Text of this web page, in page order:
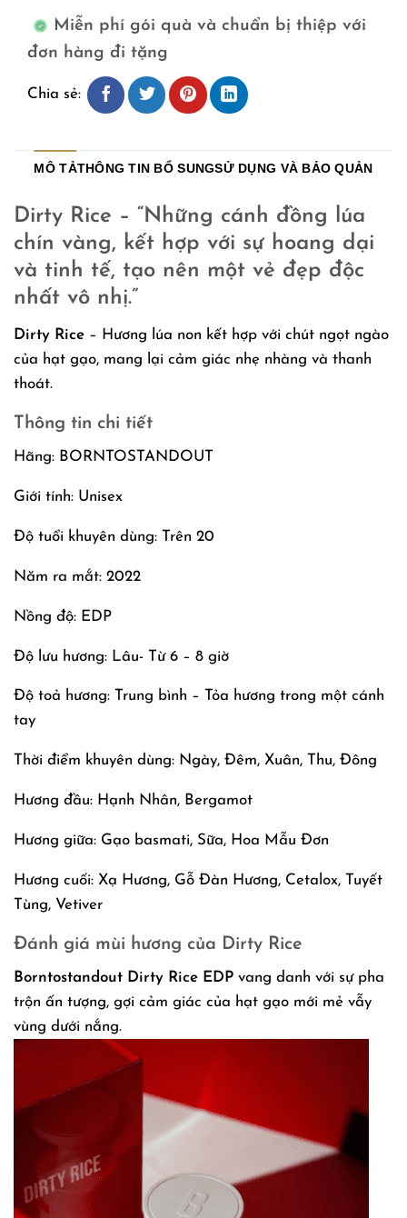
Miễn phí gói quà và chuẩn bị thiệp với
đơn hàng đi tặng
Chia sẻ:
MÔ TẢTHÔNG TIN BỔ SUNGSỬ DỤNG VÀ BẢO QUẢN
Dirty Rice – “Những cánh đồng lúa
chín vàng, kết hợp với sự hoang dại
và tinh tế, tạo nên một vẻ đẹp độc
nhất vô nhị.”
Dirty Rice – Hương lúa non kết hợp với chút ngọt ngào
của hạt gạo, mang lại cảm giác nhẹ nhàng và thanh
thoát.
Thông tin chi tiết
Hãng: BORNTOSTANDOUT
Giới tính: Unisex
Độ tuổi khuyên dùng: Trên 20
Năm ra mắt: 2022
Nồng độ: EDP
Độ lưu hương: Lâu- Từ 6 – 8 giờ
Độ toả hương: Trung bình – Tỏa hương trong một cánh
tay
Thời điểm khuyên dùng: Ngày, Đêm, Xuân, Thu, Đông
Hương đầu: Hạnh Nhân, Bergamot
Hương giữa: Gạo basmati, Sữa, Hoa Mẫu Đơn
Hương cuối: Xạ Hương, Gỗ Đàn Hương, Cetalox, Tuyết
Tùng, Vetiver
Đánh giá mùi hương của Dirty Rice
Borntostandout Dirty Rice EDP vang danh với sự pha
trộn ấn tượng, gợi cảm giác của hạt gạo mới mẻ vẫy
vùng dưới nắng.